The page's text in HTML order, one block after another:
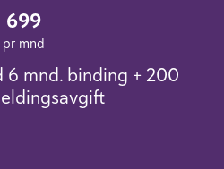
699
pr mnd
6 mnd. binding + 200